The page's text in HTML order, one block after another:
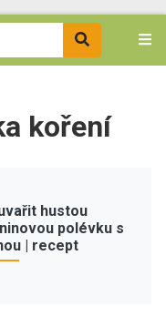
koření
hustou
polévku s
| recept